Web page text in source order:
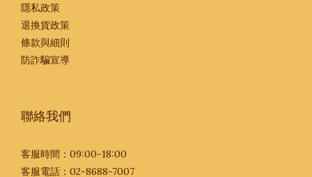
隱私政策
退換貨政策
條款與細則
防詐騙宣導
聯絡我們
客服時間：09:00-18:00
客服電話：02-8688-7007